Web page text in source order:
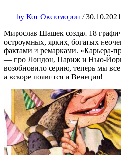
by Кот Оксюморон / 30.10.2021
Мирослав Шашек создал 18
остроумных, ярких, богатых
фактами и ремарками. «Карьера-
— про Лондон, Париж и Нью-Йорк.
возобновило серию, теперь мы
а вскоре появится и Венеция!